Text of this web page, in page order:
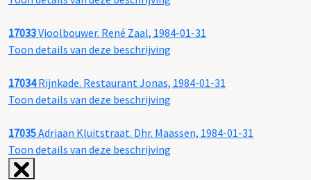
17033Vioolbouwer. René Zaal, 1984-01-31
Toon details van deze beschrijving
17034Rijnkade. Restaurant Jonas, 1984-01-31
Toon details van deze beschrijving
17035Adriaan Kluitstraat. Dhr. Maassen, 1984-01-31
Toon details van deze beschrijving